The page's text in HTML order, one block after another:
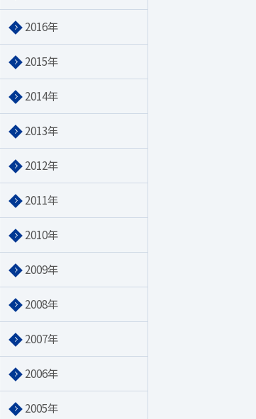
2016年
2015年
2014年
2013年
2012年
2011年
2010年
2009年
2008年
2007年
2006年
2005年